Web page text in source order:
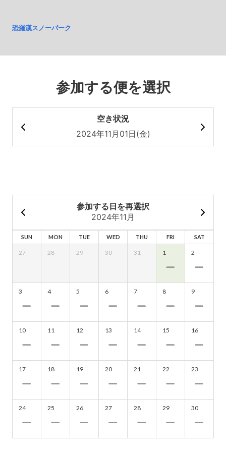
恐羅漢スノーパーク
参加する便を選択
空き状況
2024年11月01日(金)
参加する日を再選択
2024年11月
SUN MON TUE WED THU FRI SAT
27 28 29 30 31 1 2
3 4 5 6 7 8 9
10 11 12 13 14 15 16
17 18 19 20 21 22 23
24 25 26 27 28 29 30